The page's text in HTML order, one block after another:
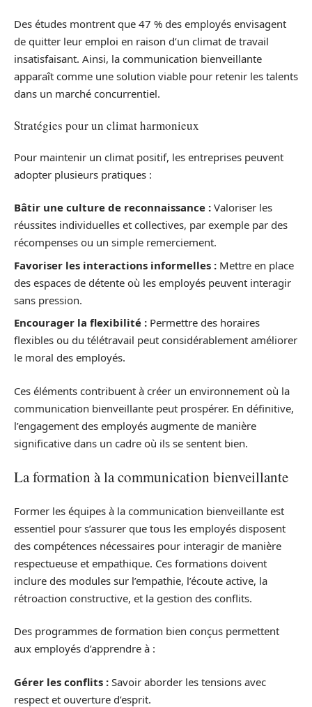
Des études montrent que 47 % des employés envisagent
de quitter leur emploi en raison d’un climat de travail
insatisfaisant. Ainsi, la communication bienveillante
apparaît comme une solution viable pour retenir les talents
dans un marché concurrentiel.
Stratégies pour un climat harmonieux
Pour maintenir un climat positif, les entreprises peuvent
adopter plusieurs pratiques :
Bâtir une culture de reconnaissance : Valoriser les
réussites individuelles et collectives, par exemple par des
récompenses ou un simple remerciement.
Favoriser les interactions informelles : Mettre en place
des espaces de détente où les employés peuvent interagir
sans pression.
Encourager la flexibilité : Permettre des horaires
flexibles ou du télétravail peut considérablement améliorer
le moral des employés.
Ces éléments contribuent à créer un environnement où la
communication bienveillante peut prospérer. En définitive,
l’engagement des employés augmente de manière
significative dans un cadre où ils se sentent bien.
La formation à la communication bienveillante
Former les équipes à la communication bienveillante est
essentiel pour s’assurer que tous les employés disposent
des compétences nécessaires pour interagir de manière
respectueuse et empathique. Ces formations doivent
inclure des modules sur l’empathie, l’écoute active, la
rétroaction constructive, et la gestion des conflits.
Des programmes de formation bien conçus permettent
aux employés d’apprendre à :
Gérer les conflits : Savoir aborder les tensions avec
respect et ouverture d’esprit.